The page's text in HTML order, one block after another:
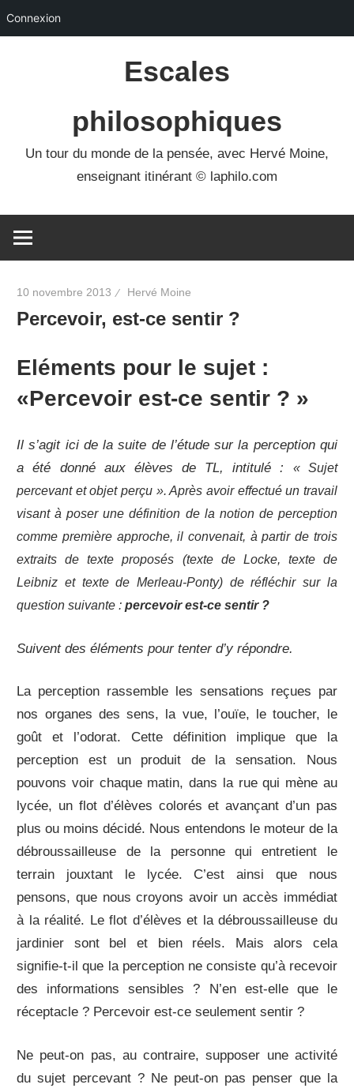
Connexion
Escales
philosophiques
Un tour du monde de la pensée, avec Hervé Moine,
enseignant itinérant © laphilo.com
10 novembre 2013 Hervé Moine
Percevoir, est-ce sentir ?
Eléments pour le sujet :
«Percevoir est-ce sentir ? »
Il s’agit ici de la suite de l’étude sur la perception qui
a été donné aux élèves de TL, intitulé : « Sujet
percevant et objet perçu ». Après avoir effectué un travail
visant à poser une définition de la notion de perception
comme première approche, il convenait, à partir de trois
extraits de texte proposés (texte de Locke, texte de
Leibniz et texte de Merleau-Ponty) de réfléchir sur la
question suivante :percevoir est-ce sentir ?
Suivent des éléments pour tenter d’y répondre.
La perception rassemble les sensations reçues par
nos organes des sens, la vue, l’ouïe, le toucher, le
goût et l’odorat. Cette définition implique que la
perception est un produit de la sensation. Nous
pouvons voir chaque matin, dans la rue qui mène au
lycée, un flot d’élèves colorés et avançant d’un pas
plus ou moins décidé. Nous entendons le moteur de la
débroussailleuse de la personne qui entretient le
terrain jouxtant le lycée. C’est ainsi que nous
pensons, que nous croyons avoir un accès immédiat
à la réalité. Le flot d’élèves et la débroussailleuse du
jardinier sont bel et bien réels. Mais alors cela
signifie-t-il que la perception ne consiste qu’à recevoir
des informations sensibles ? N’en est-elle que le
réceptacle ? Percevoir est-ce seulement sentir ?
Ne peut-on pas, au contraire, supposer une activité
du sujet percevant ? Ne peut-on pas penser que la